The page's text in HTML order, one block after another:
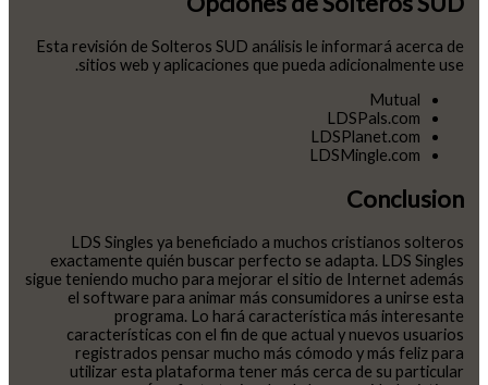
Esta revisión de Solteros SUD análisis le informará acerca de
sitios web y aplicaciones que pueda adicionalmente use.
Mutual
LDSPals.com
LDSPlanet.com
LDSMingle.com
Conclusion
LDS Singles ya beneficiado a muchos cristianos solteros
exactamente quién buscar perfecto se adapta. LDS Singles
sigue teniendo mucho para mejorar el sitio de Internet además
el software para animar más consumidores a unirse esta
programa. Lo hará característica más interesante
características con el fin de que actual y nuevos usuarios
registrados pensar mucho más cómodo y más feliz para
utilizar esta plataforma tener más cerca de su particular